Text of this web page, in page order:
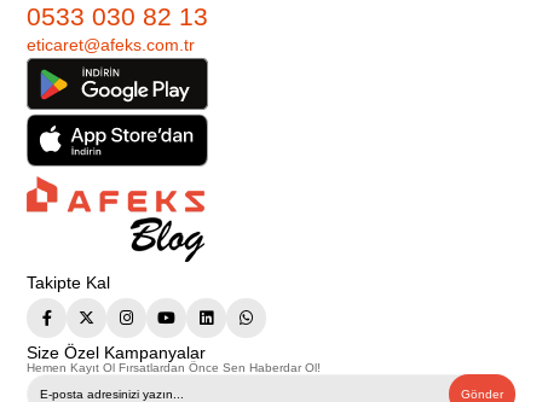
0533 030 82 13
eticaret@afeks.com.tr
Takipte Kal
Size Özel Kampanyalar
Hemen Kayıt Ol Fırsatlardan Önce Sen Haberdar Ol!
Gönder